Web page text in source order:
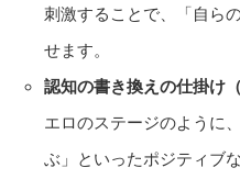
刺激することで、「自ら
せます。
認知の書き換えの仕掛け
エロのステージのように
ぶ」といったポジティブ